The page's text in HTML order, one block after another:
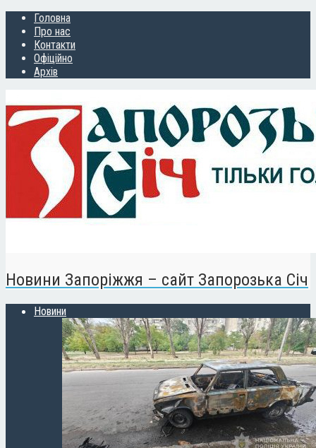
Головна
Про нас
Контакти
Офіційно
Архів
Новини Запоріжжя – сайт Запорозька Січ
Новини